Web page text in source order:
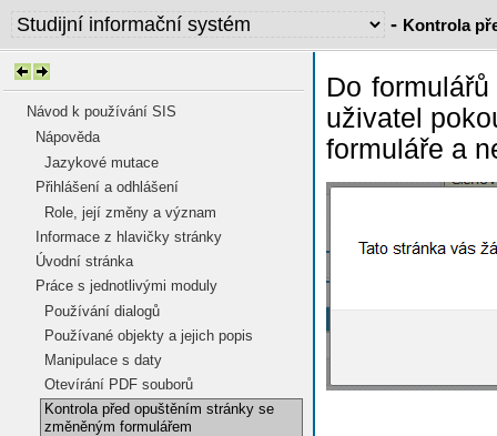
- Kontrola
Návod k používání SIS
Nápověda
Jazykové mutace
Přihlášení a odhlášení
Role, její změny a význam
Informace z hlavičky stránky
Úvodní stránka
Práce s jednotlivými moduly
Používání dialogů
Používané objekty a jejich popis
Manipulace s daty
Otevírání PDF souborů
Kontrola před opuštěním stránky se
změněným formulářem
Do
uživatel
formuláře a